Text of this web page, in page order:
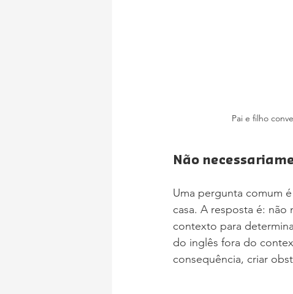
Pai e filho
Não
Uma pergunta comum
casa. A resposta é:
contexto para
do inglês fora do
consequência, criar